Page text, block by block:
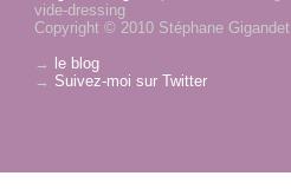
vide-dressing
Copyright © 2010 Stéphane Gigandet
→
le blog
→ Suivez-moi sur Twitter